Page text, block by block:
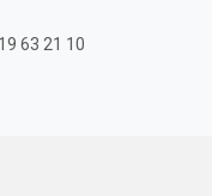
63 21 10